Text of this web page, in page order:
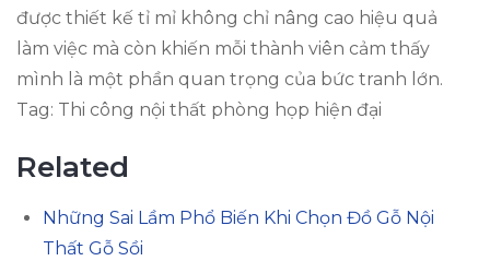
được thiết kế tỉ mỉ không chỉ nâng cao hiệu quả
làm việc mà còn khiến mỗi thành viên cảm thấy
mình là một phần quan trọng của bức tranh lớn.
Tag: Thi công nội thất phòng họp hiện đại
Related
Những Sai Lầm Phổ Biến Khi Chọn Đồ Gỗ Nội
Thất Gỗ Sồi